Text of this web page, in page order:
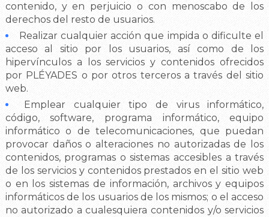
contenido, y en perjuicio o con menoscabo de los
derechos del resto de usuarios.
Realizar cualquier acción que impida o dificulte el
acceso al sitio por los usuarios, así como de los
hipervínculos a los servicios y contenidos ofrecidos
por PLÉYADES o por otros terceros a través del sitio
web.
Emplear cualquier tipo de virus informático,
código, software, programa informático, equipo
informático o de telecomunicaciones, que puedan
provocar daños o alteraciones no autorizadas de los
contenidos, programas o sistemas accesibles a través
de los servicios y contenidos prestados en el sitio web
o en los sistemas de información, archivos y equipos
informáticos de los usuarios de los mismos; o el acceso
no autorizado a cualesquiera contenidos y/o servicios